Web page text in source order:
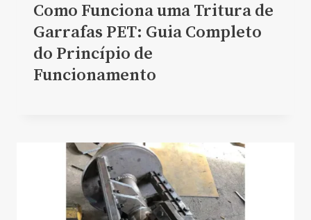
Como Funciona uma Tritura de
Garrafas PET: Guia Completo
do Princípio de
Funcionamento